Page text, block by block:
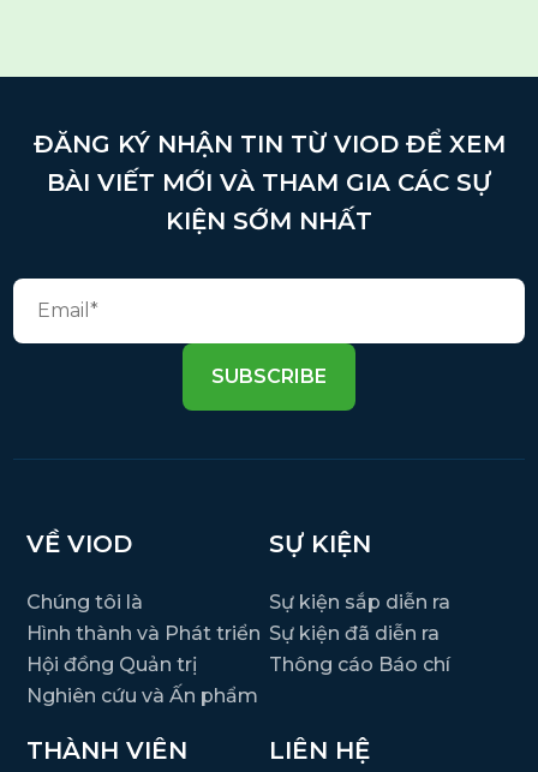
ĐĂNG KÝ NHẬN TIN TỪ VIOD ĐỂ XEM
BÀI VIẾT MỚI VÀ THAM GIA CÁC SỰ
KIỆN SỚM NHẤT
SUBSCRIBE
VỀ VIOD
Chúng tôi là
Hình thành và Phát triển
Hội đồng Quản trị
Nghiên cứu và Ấn phẩm
SỰ KIỆN
Sự kiện sắp diễn ra
Sự kiện đã diễn ra
Thông cáo Báo chí
THÀNH VIÊN LIÊN HỆ